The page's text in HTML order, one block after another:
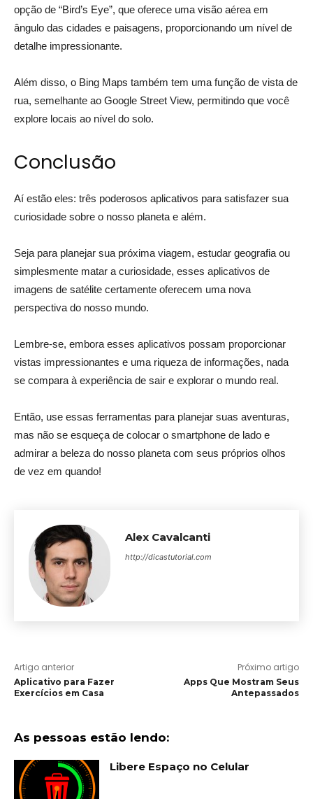
opção de “Bird’s Eye”, que oferece uma visão aérea em
ângulo das cidades e paisagens, proporcionando um nível de
detalhe impressionante.
Além disso, o Bing Maps também tem uma função de vista de
rua, semelhante ao Google Street View, permitindo que você
explore locais ao nível do solo.
Conclusão
Aí estão eles: três poderosos aplicativos para satisfazer sua
curiosidade sobre o nosso planeta e além.
Seja para planejar sua próxima viagem, estudar geografia ou
simplesmente matar a curiosidade, esses aplicativos de
imagens de satélite certamente oferecem uma nova
perspectiva do nosso mundo.
Lembre-se, embora esses aplicativos possam proporcionar
vistas impressionantes e uma riqueza de informações, nada
se compara à experiência de sair e explorar o mundo real.
Então, use essas ferramentas para planejar suas aventuras,
mas não se esqueça de colocar o smartphone de lado e
admirar a beleza do nosso planeta com seus próprios olhos
de vez em quando!
Alex Cavalcanti
http://dicastutorial.com
Artigo anterior
Aplicativo para Fazer
Exercícios em Casa
Próximo artigo
Apps Que Mostram Seus
Antepassados
As pessoas estão lendo:
Libere Espaço no Celular